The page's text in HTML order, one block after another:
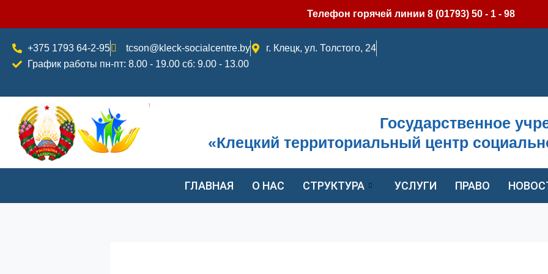
Телефон горячей линии 8 (01793) 50 - 1 - 98
+375 1793 64-2-95
tcson@kleck-socialcentre.by
г. Клецк, ул. Толстого, 24
График работы пн-пт: 8.00 - 19.00 сб: 9.00 - 13.00
Государственное
«Клецкий территориальный центр
ГЛАВНАЯ О НАС СТРУКТУРА УСЛУГИ ПРАВО